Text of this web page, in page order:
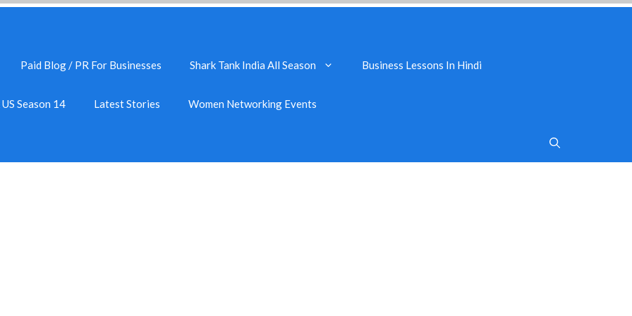
Paid Blog / PR For Businesses Shark Tank India All Season Business Lessons In Hindi
Season 14 Latest Stories Women Networking Events